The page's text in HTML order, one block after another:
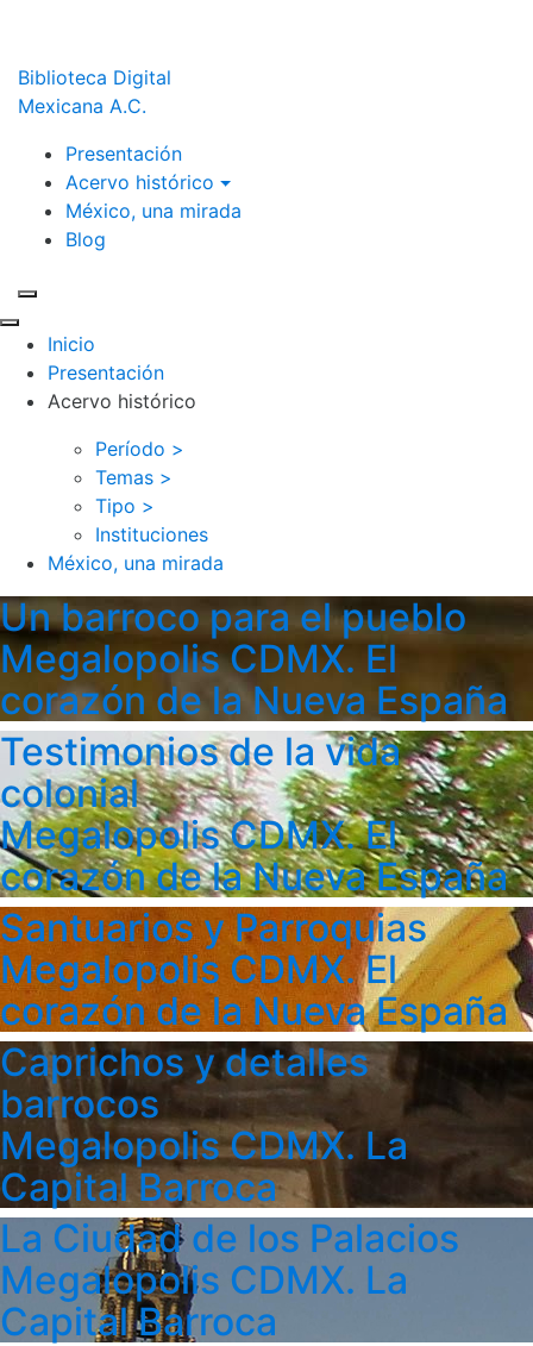
Biblioteca Digital
Mexicana A.C.
Presentación
Acervo histórico
México, una mirada
Blog
Inicio
Presentación
Acervo histórico
Período >
Temas >
Tipo >
Instituciones
México, una mirada
Un barroco para el pueblo
Megalopolis CDMX. El
corazón de la Nueva España
Testimonios de la vida
colonial
Megalopolis CDMX. El
corazón de la Nueva España
Santuarios y Parroquias
Megalopolis CDMX. El
corazón de la Nueva España
Caprichos y detalles
barrocos
Megalopolis CDMX. La
Capital Barroca
La Ciudad de los Palacios
Megalopolis CDMX. La
Capital Barroca